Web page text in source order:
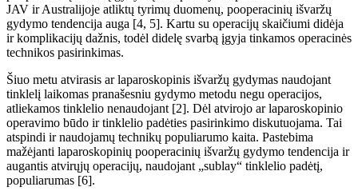
JAV ir Australijoje atliktų tyrimų duomenų, pooperacinių išvaržų
gydymo tendencija auga [4, 5]. Kartu su operacijų skaičiumi didėja
ir komplikacijų dažnis, todėl didelę svarbą įgyja tinkamos operacinės
technikos pasirinkimas.
Šiuo metu atvirasis ar laparoskopinis išvaržų gydymas naudojant
tinklelį laikomas pranašesniu gydymo metodu negu operacijos,
atliekamos tinklelio nenaudojant [2]. Dėl atvirojo ar laparoskopinio
operavimo būdo ir tinklelio padėties pasirinkimo diskutuojama. Tai
atspindi ir naudojamų technikų populiarumo kaita. Pastebima
mažėjanti laparoskopinių pooperacinių išvaržų gydymo tendencija ir
augantis atvirųjų operacijų, naudojant „sublay“ tinklelio padėtį,
populiarumas [6].